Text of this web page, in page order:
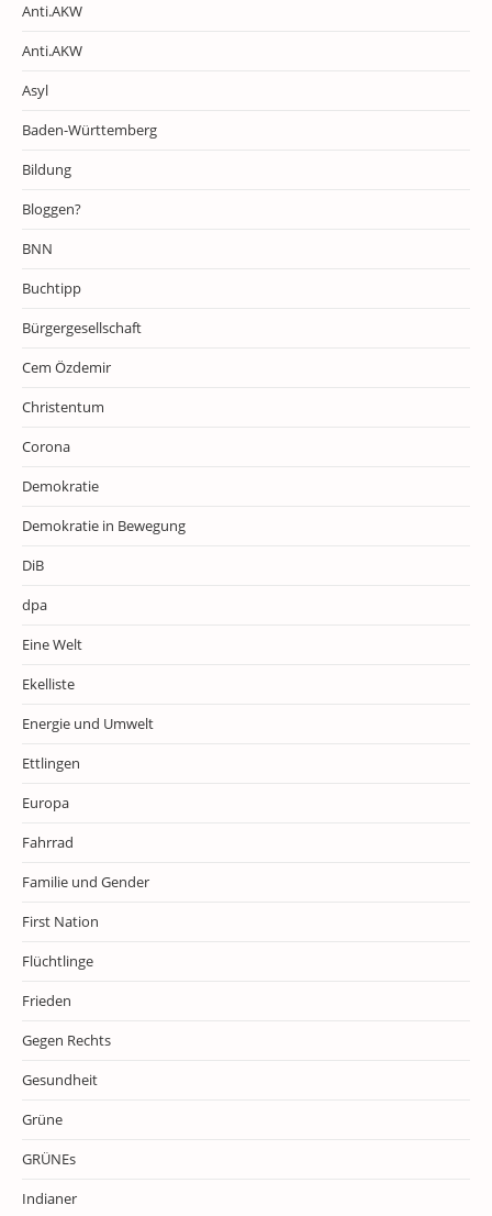
Anti.AKW
Anti.AKW
Asyl
Baden-Württemberg
Bildung
Bloggen?
BNN
Buchtipp
Bürgergesellschaft
Cem Özdemir
Christentum
Corona
Demokratie
Demokratie in Bewegung
DiB
dpa
Eine Welt
Ekelliste
Energie und Umwelt
Ettlingen
Europa
Fahrrad
Familie und Gender
First Nation
Flüchtlinge
Frieden
Gegen Rechts
Gesundheit
Grüne
GRÜNEs
Indianer